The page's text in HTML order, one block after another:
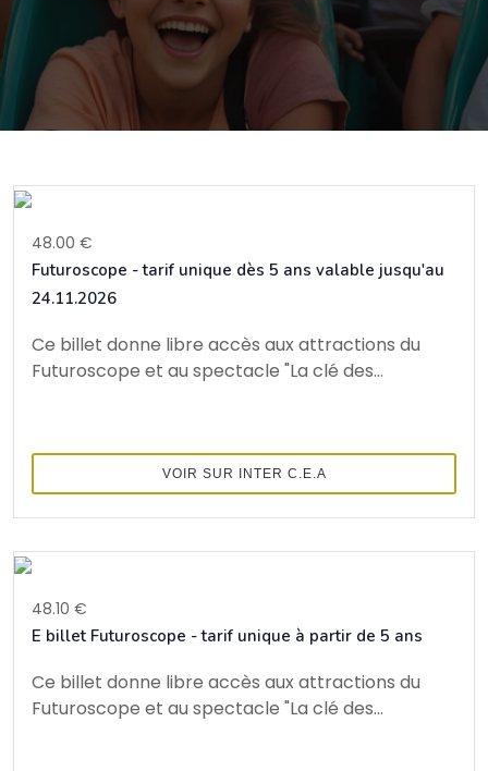
48.00 €
Futuroscope - tarif unique dès 5 ans valable jusqu'au
24.11.2026
Ce billet donne libre accès aux attractions du
Futuroscope et au spectacle "La clé des...
VOIR SUR INTER C.E.A
48.10 €
E billet Futuroscope - tarif unique à partir de 5 ans
Ce billet donne libre accès aux attractions du
Futuroscope et au spectacle "La clé des...